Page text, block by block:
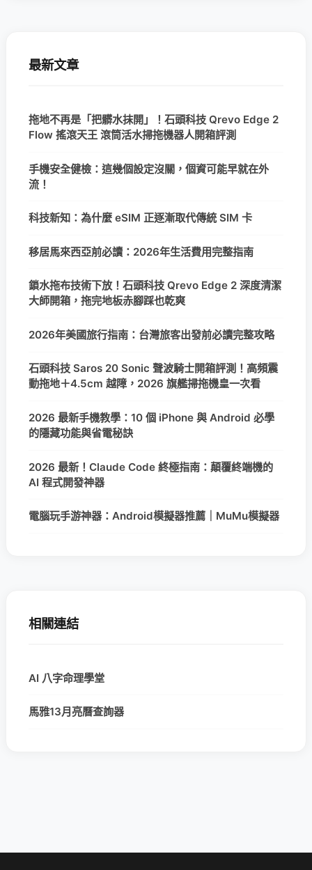
最新文章
拖地不再是「把髒水抹開」！石頭科技 Qrevo Edge 2
Flow 搖滾天王 滾筒活水掃拖機器人開箱評測
手機安全健檢：這幾個設定沒關，個資可能早就在外
流！
科技新知：為什麼 eSIM 正逐漸取代傳統 SIM 卡
移居馬來西亞前必讀：2026年生活費用完整指南
鎖水拖布技術下放！石頭科技 Qrevo Edge 2 深度清潔
大師開箱，拖完地板赤腳踩也乾爽
2026年美國旅行指南：台灣旅客出發前必讀完整攻略
石頭科技 Saros 20 Sonic 聲波騎士開箱評測！高頻震
動拖地＋4.5cm 越障，2026 旗艦掃拖機皇一次看
2026 最新手機教學：10 個 iPhone 與 Android 必學
的隱藏功能與省電秘訣
2026 最新！Claude Code 終極指南：顛覆終端機的
AI 程式開發神器
電腦玩手游神器：Android模擬器推薦｜MuMu模擬器
相關連結
AI 八字命理學堂
馬雅13月亮曆查詢器